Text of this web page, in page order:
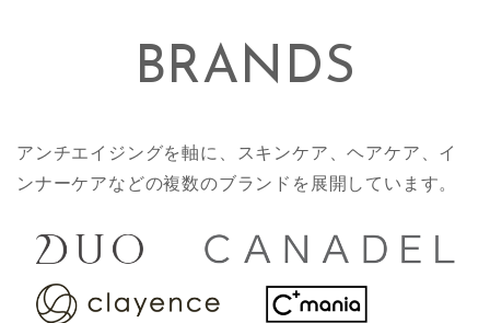
BRANDS
アンチエイジングを軸に、スキンケア、ヘアケア、イ
ンナーケアなどの複数のブランドを展開しています。